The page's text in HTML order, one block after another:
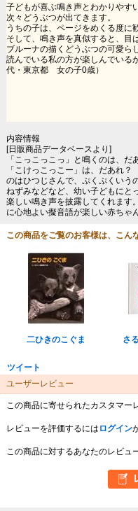
子どもが喜ぶ鳴き声とわかりやす
次々どうぶつが出てきます。
うちの子は、ページをめくる度に
そして、鳴き声を真似すると、目
ブルーナの描くどうぶつの可愛ら
読んでいる私の方が楽しんでい
代・東京都 女の子0歳）
内容情報
[日販商品データベースより]
「こっこっこっ」と鳴くのは、
「こけっこっこー」は、だあれ
のはひつじさんで、ぷくぷくいう
ねずみなどなど、幼い子どもにと
楽しい鳴き声を披露してくれます
に心地よい擬音語が楽しい赤ちゃ
この商品をご覧のお客様は、こん
二ひきのこぐま さ
ツイート
ユーザーレビュー
この商品に寄せられたカスタマー
レビューを評価するには ログイン
この商品に対するあなたのレビュ